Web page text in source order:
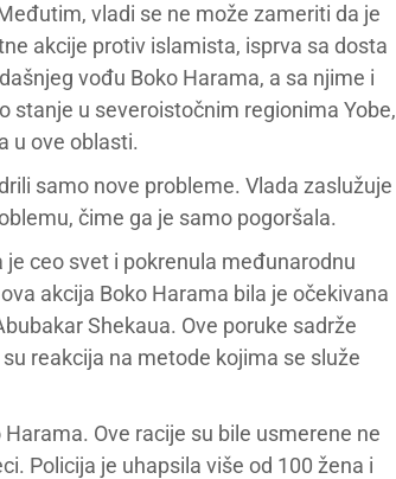
vladi se ne može zameriti da je
akcije protiv islamista, isprva sa dosta
vođu Boko Harama, a sa njime i
stanje u severoistočnim regionima Yobe,
u ove oblasti.
samo nove probleme. Vlada zaslužuje
čime ga je samo pogoršala.
ceo svet i pokrenula međunarodnu
akcija Boko Harama bila je očekivana
Shekaua. Ove poruke sadrže
reakcija na metode kojima se služe
Ove racije su bile usmerene ne
Policija je uhapsila više od 100 žena i